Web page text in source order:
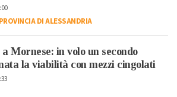
PROVINCIA DI ALESSANDRIA
Mornese: in volo un secondo
la viabilità con mezzi cingolati